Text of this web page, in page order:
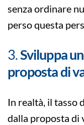
senza ordinare
perso questa
3.Sviluppa
proposta di
In realtà, il tasso
dalla proposta di